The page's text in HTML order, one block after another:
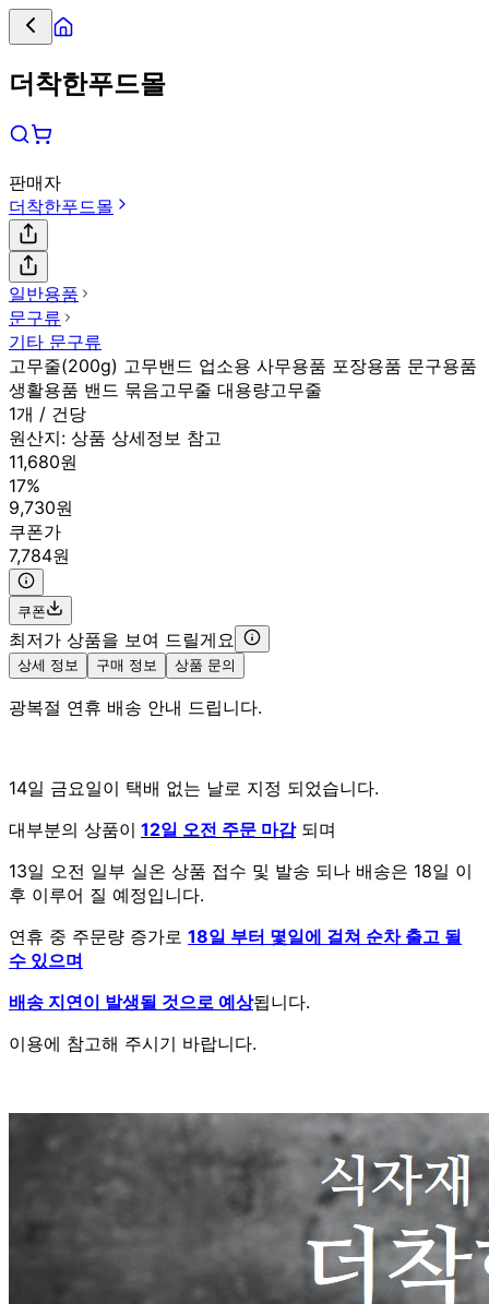
더착한푸드몰
판매자
더착한푸드몰
일반용품
문구류
기타 문구류
고무줄(200g) 고무밴드 업소용 사무용품 포장용품 문구용품
생활용품 밴드 묶음고무줄 대용량고무줄
1개 / 건당
원산지: 상품 상세정보 참고
11,680원
17%
9,730원
쿠폰가
7,784원
쿠폰
최저가 상품을 보여 드릴게요
상세 정보 구매 정보 상품 문의
광복절 연휴 배송 안내 드립니다.
14일 금요일이 택배 없는 날로 지정 되었습니다.
대부분의 상품이 12일 오전 주문 마감되며
13일 오전 일부 실온 상품 접수 및 발송 되나 배송은 18일 이
후 이루어 질 예정입니다.
연휴 중 주문량 증가로 18일 부터 몇일에 걸쳐 순차 출고 될
수 있으며
배송 지연이 발생될 것으로 예상됩니다.
이용에 참고해 주시기 바랍니다.